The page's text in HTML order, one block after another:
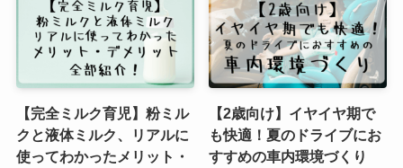
【完全ミルク育児】粉ミル
クと液体ミルク、リアルに
使ってわかったメリット・
【2歳向け】イヤイヤ期で
も快適！夏のドライブにお
すすめの車内環境づくり